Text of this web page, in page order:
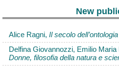
New
Alice Ragni, Il secolo
Delfina Giovannozzi, Emilio
Donne, filosofia della natura e